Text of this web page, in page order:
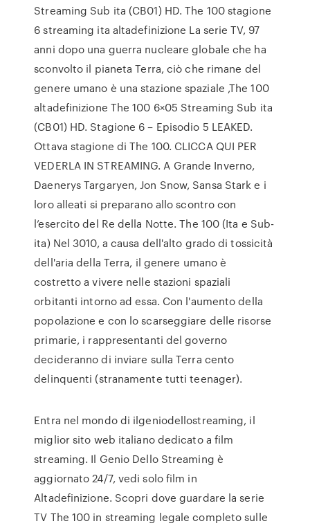
Streaming Sub ita (CB01) HD. The 100 stagione
6 streaming ita altadefinizione La serie TV, 97
anni dopo una guerra nucleare globale che ha
sconvolto il pianeta Terra, ciò che rimane del
genere umano è una stazione spaziale ,The 100
altadefinizione The 100 6×05 Streaming Sub ita
(CB01) HD. Stagione 6 – Episodio 5 LEAKED.
Ottava stagione di The 100. CLICCA QUI PER
VEDERLA IN STREAMING. A Grande Inverno,
Daenerys Targaryen, Jon Snow, Sansa Stark e i
loro alleati si preparano allo scontro con
l’esercito del Re della Notte. The 100 (Ita e Sub-
ita) Nel 3010, a causa dell'alto grado di tossicità
dell'aria della Terra, il genere umano è
costretto a vivere nelle stazioni spaziali
orbitanti intorno ad essa. Con l'aumento della
popolazione e con lo scarseggiare delle risorse
primarie, i rappresentanti del governo
decideranno di inviare sulla Terra cento
delinquenti (stranamente tutti teenager).
Entra nel mondo di ilgeniodellostreaming, il
miglior sito web italiano dedicato a film
streaming. Il Genio Dello Streaming è
aggiornato 24/7, vedi solo film in
Altadefinizione. Scopri dove guardare la serie
TV The 100 in streaming legale completo sulle